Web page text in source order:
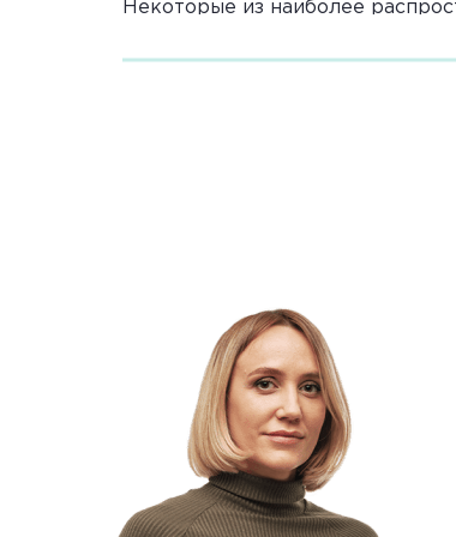
Некоторые из наиболее
Распад твердого карбоната
Электролитические
Электролитические реакции
или расплавленное вещество.
примеры электролитических
Разложение раствора хлорида